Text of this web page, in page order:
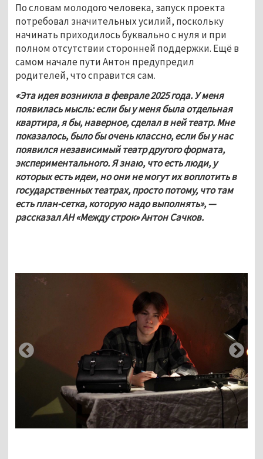
По словам молодого человека, запуск проекта
потребовал значительных усилий, поскольку
начинать приходилось буквально с нуля и при
полном отсутствии сторонней поддержки. Ещё в
самом начале пути Антон предупредил
родителей, что справится сам.
«Эта идея возникла в феврале 2025 года. У меня
появилась мысль: если бы у меня была отдельная
квартира, я бы, наверное, сделал в ней театр. Мне
показалось, было бы очень классно, если бы у нас
появился независимый театр другого формата,
экспериментального. Я знаю, что есть люди, у
которых есть идеи, но они не могут их воплотить в
государственных театрах, просто потому, что там
есть план-сетка, которую надо выполнять», —
рассказал АН «Между строк» Антон Сачков.